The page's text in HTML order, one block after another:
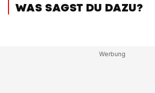
WAS SAGST DU DAZU?